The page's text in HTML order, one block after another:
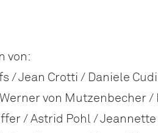
von:
/ Jean Crotti / Daniele
von Mutzenbecher /
/ Astrid Pohl /